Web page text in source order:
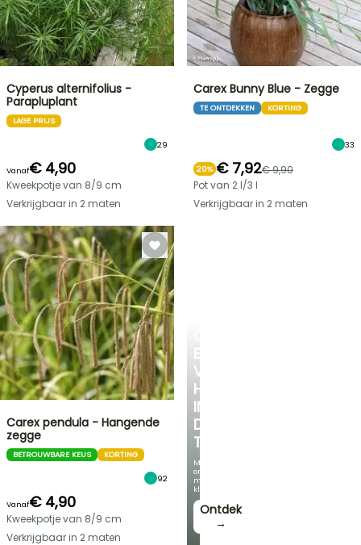
EEN
VERKOELEND
HOEKJE
IN
DE
TUIN
Met
onze
mooiste
klimplanten!
Ontdek
→
Cyperus alternifolius -
Parapluplant
LAGE PRIJS
29
Vanaf€ 4,90
Kweekpotje van 8/9 cm
Verkrijgbaar in 2 maten
Carex Bunny Blue - Zegge
TE ONTDEKKEN KORTING
33
20% € 7,92€ 9,90
Pot van 2 l/3 l
Verkrijgbaar in 2 maten
Carex pendula - Hangende
zegge
BETROUWBARE KEUS KORTING
92
Vanaf€ 4,90
Kweekpotje van 8/9 cm
Verkrijgbaar in 2 maten